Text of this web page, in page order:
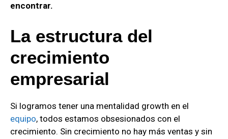
encontrar.
La estructura del
crecimiento
empresarial
Si logramos tener una mentalidad growth en el
equipo, todos estamos obsesionados con el
crecimiento. Sin crecimiento no hay más ventas y sin